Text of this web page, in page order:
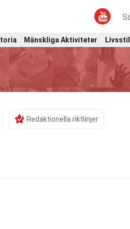
Mänskliga Aktiviteter Livsstil
Redaktionella riktlinjer